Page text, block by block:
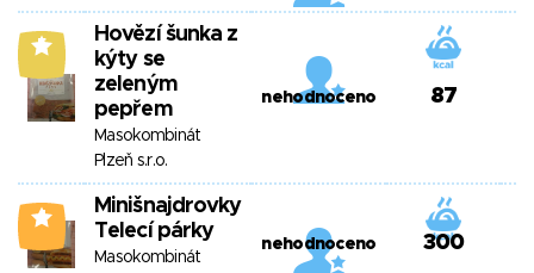
5
Hovězí šunka z
kýty se
zeleným
pepřem
Masokombinát
Plzeň s.r.o.
nehodnoceno 87
4
Minišnajdrovky
Telecí párky
Masokombinát
nehodnoceno 300